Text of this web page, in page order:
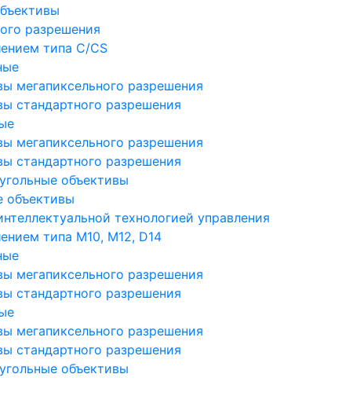
разрешения
типа C/CS
мегапиксельного разрешения
стандартного разрешения
мегапиксельного разрешения
стандартного разрешения
объективы
объективы
технологией управления
типа M10, M12, D14
мегапиксельного разрешения
стандартного разрешения
мегапиксельного разрешения
стандартного разрешения
объективы